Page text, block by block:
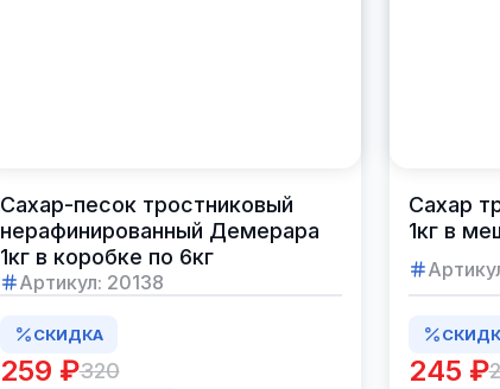
Сахар-песок тростниковый
нерафинированный Демерара
1кг в коробке по 6кг
Артикул: 20138
СКИДКА
259 ₽320
Сахар
1кг в
245 ₽